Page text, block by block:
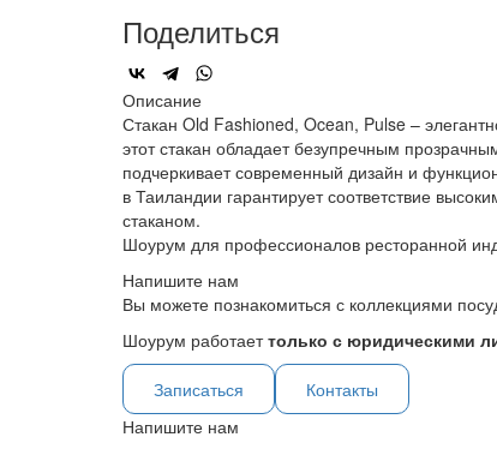
Поделиться
Описание
Стакан Old Fashioned, Ocean, Pulse –
этот стакан обладает безупречным
подчеркивает современный дизайн и
в Таиландии гарантирует соответствие
стаканом.
Шоурум для профессионалов ресторанной
Напишите нам
Вы можете познакомиться с коллекциями
Шоурум работаеттолько с юридическими
Записаться
Контакты
Напишите нам